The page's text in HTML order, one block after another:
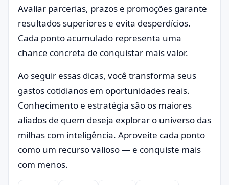
Avaliar parcerias, prazos e promoções garante
resultados superiores e evita desperdícios.
Cada ponto acumulado representa uma
chance concreta de conquistar mais valor.
Ao seguir essas dicas, você transforma seus
gastos cotidianos em oportunidades reais.
Conhecimento e estratégia são os maiores
aliados de quem deseja explorar o universo das
milhas com inteligência. Aproveite cada ponto
como um recurso valioso — e conquiste mais
com menos.